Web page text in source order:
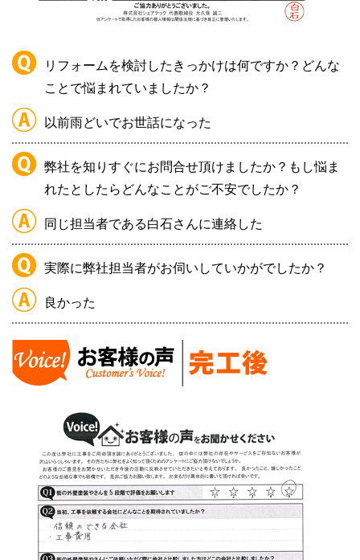
リフォームを検討したきっかけは何ですか？どんな
ことで悩まれていましたか？
以前雨どいでお世話になった
弊社を知りすぐにお問合せ頂けましたか？もし悩ま
れたとしたらどんなことがご不安でしたか？
同じ担当者である白石さんに連絡した
実際に弊社担当者がお伺いしていかがでしたか？
良かった